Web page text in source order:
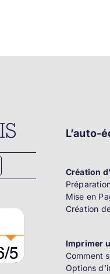
L’auto-
Création
Mise en
Création
Imprimer
Comment
Options